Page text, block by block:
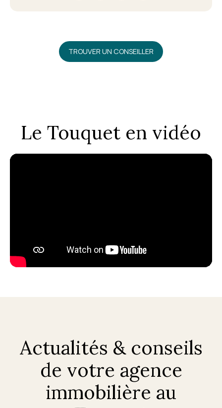
TROUVER UN CONSEILLER
Le Touquet en vidéo
Actualités & conseils
de votre agence
immobilière au